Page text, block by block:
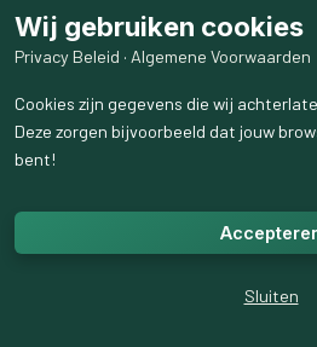
Wij gebruiken cookies
Privacy Beleid · Algemene Voorwaarden
Cookies zijn gegevens die wij
Deze zorgen bijvoorbeeld dat jouw
bent!
Sluiten